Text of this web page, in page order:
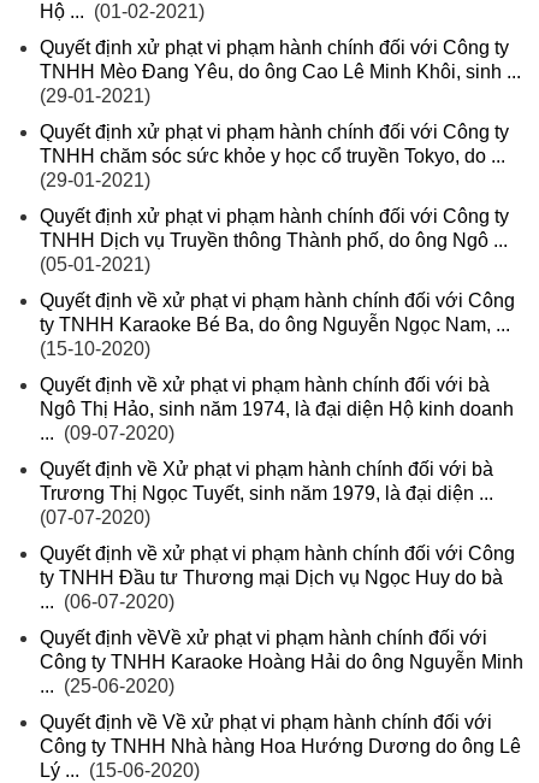
Hộ ... (01-02-2021)
Quyết định xử phạt vi phạm hành chính đối với Công ty
TNHH Mèo Đang Yêu, do ông Cao Lê Minh Khôi, sinh ...
(29-01-2021)
Quyết định xử phạt vi phạm hành chính đối với Công ty
TNHH chăm sóc sức khỏe y học cổ truyền Tokyo, do ...
(29-01-2021)
Quyết định xử phạt vi phạm hành chính đối với Công ty
TNHH Dịch vụ Truyền thông Thành phố, do ông Ngô ...
(05-01-2021)
Quyết định về xử phạt vi phạm hành chính đối với Công
ty TNHH Karaoke Bé Ba, do ông Nguyễn Ngọc Nam, ...
(15-10-2020)
Quyết định về xử phạt vi phạm hành chính đối với bà
Ngô Thị Hảo, sinh năm 1974, là đại diện Hộ kinh doanh
... (09-07-2020)
Quyết định về Xử phạt vi phạm hành chính đối với bà
Trương Thị Ngọc Tuyết, sinh năm 1979, là đại diện ...
(07-07-2020)
Quyết định về xử phạt vi phạm hành chính đối với Công
ty TNHH Đầu tư Thương mại Dịch vụ Ngọc Huy do bà
... (06-07-2020)
Quyết định vềVề xử phạt vi phạm hành chính đối với
Công ty TNHH Karaoke Hoàng Hải do ông Nguyễn Minh
... (25-06-2020)
Quyết định về Về xử phạt vi phạm hành chính đối với
Công ty TNHH Nhà hàng Hoa Hướng Dương do ông Lê
Lý ... (15-06-2020)